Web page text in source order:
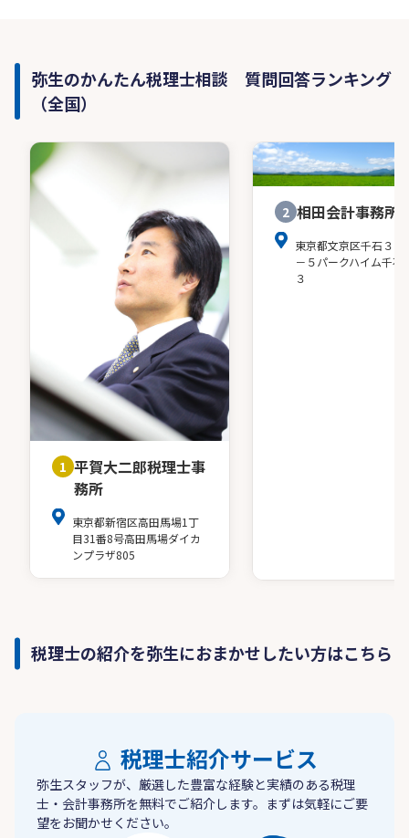
弥生のかんたん税理士相談 質問回答ランキング
（全国）
1 平賀大二郎税理士事
務所
東京都新宿区高田馬場1丁
目31番8号高田馬場ダイカ
ンプラザ805
2 相田会計事務所
東京都文京区千石３－
－５パークハイム千石
３
税理士の紹介を弥生におまかせしたい方はこちら
税理士紹介サービス
弥生スタッフが、厳選した豊富な経験と実績のある税理
士・会計事務所を無料でご紹介します。まずは気軽にご要
望をお聞かせください。